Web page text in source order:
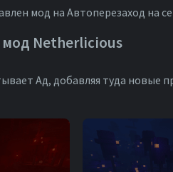
мод на Автоперезаход на
Netherlicious
Ад, добавляя туда новые